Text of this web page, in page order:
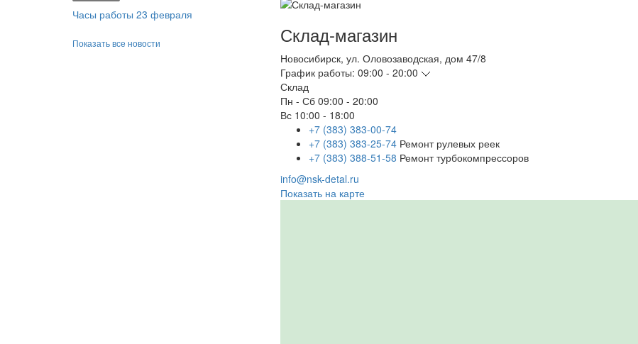
Часы работы 23 февраля
Показать все новости Склад-магазин
Новосибирск, ул. Оловозаводская, дом 47/8
График работы: 09:00 - 20:00
Склад
Пн - Сб 09:00 - 20:00
Вс 10:00 - 18:00
+7 (383) 383-00-74
+7 (383) 383-25-74 Ремонт рулевых реек
+7 (383) 388-51-58 Ремонт турбокомпрессоров
info@nsk-detal.ru
Показать на карте